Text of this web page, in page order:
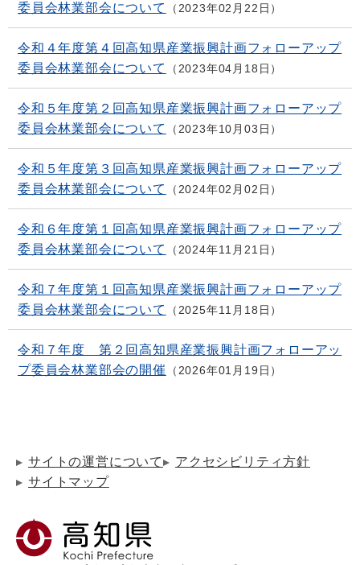
委員会林業部会について
2023年02月22日
令和４年度第４回高知県産業振興計画フォローアップ
委員会林業部会について
2023年04月18日
令和５年度第２回高知県産業振興計画フォローアップ
委員会林業部会について
2023年10月03日
令和５年度第３回高知県産業振興計画フォローアップ
委員会林業部会について
2024年02月02日
令和６年度第１回高知県産業振興計画フォローアップ
委員会林業部会について
2024年11月21日
令和７年度第１回高知県産業振興計画フォローアップ
委員会林業部会について
2025年11月18日
令和７年度 第２回高知県産業振興計画フォローアッ
プ委員会林業部会の開催
2026年01月19日
サイトの運営について
アクセシビリティ方針
サイトマップ